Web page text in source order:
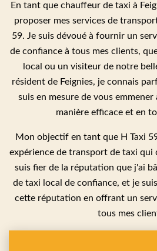
En tant que chauffeur de taxi à
proposer mes services de
59. Je suis dévoué à fournir un
de confiance à tous mes clients,
local ou un visiteur de notre
résident de Feignies, je connais
suis en mesure de vous
manière efficace et en
Mon objectif en tant que H Taxi
expérience de transport de taxi qui
suis fier de la réputation que j'ai
de taxi local de confiance, et je
cette réputation en offrant un
tous mes